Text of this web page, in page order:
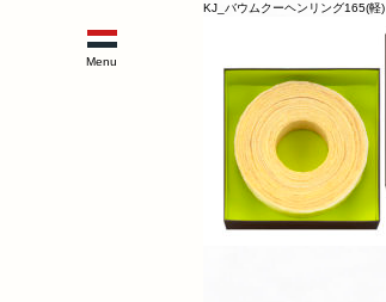
KJ_バウムクーヘンリング165(軽)